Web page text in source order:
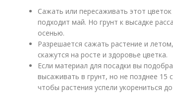
Сажать или пересаживать этот
подходит май. Но грунт к высадке
осенью.
Разрешается сажать растение и
скажутся на росте и здоровье цветка.
Если материал для посадки вы
высаживать в грунт, но не позднее 15
чтобы растения успели укорениться